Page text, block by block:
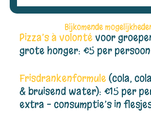
Bijkomende
Pizza’s à volonté voor
grote honger: €5 per
Frisdrankenformule (cola,
& bruisend water): €15 per
extra – consumptie’s in